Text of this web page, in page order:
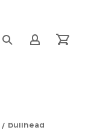
/ Bullhead